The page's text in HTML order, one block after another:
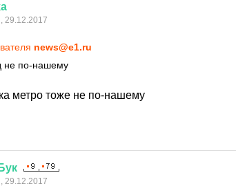
а
29.12.2017
news@e1.ru
не по-нашему
метро тоже не по-нашему
29.12.2017